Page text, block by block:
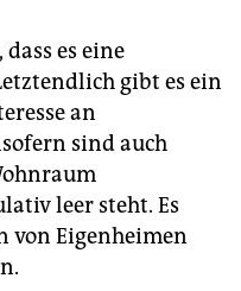
es eine
gibt es ein
an
sind auch
leer steht. Es
von Eigenheimen